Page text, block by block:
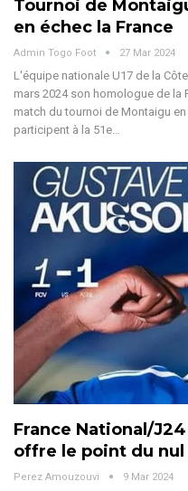
Tournoi de
en échec la France
Admin Togo Foot 27 Mar 2024
L'équipe nationale U17 de la
mars 2024 son homologue de la
match du tournoi de Montaigu
participent à la 51e…
France National/
offre le point du nul
Perez Amouzouvi 9 Mar 2024